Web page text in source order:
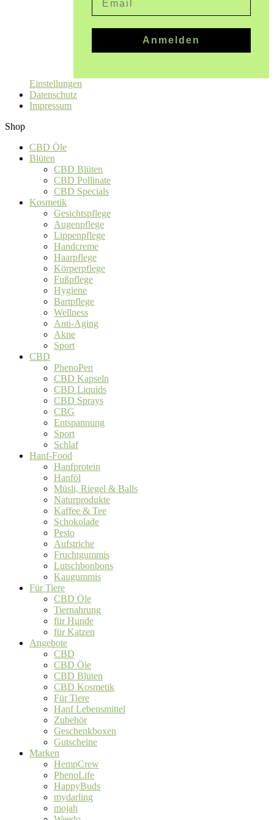
Anmelden
Einstellungen
Datenschutz
Impressum
Shop
CBD Öle
Blüten
CBD Blüten
CBD Pollinate
CBD Specials
Kosmetik
Gesichtspflege
Augenpflege
Lippenpflege
Handcreme
Haarpflege
Körperpflege
Fußpflege
Hygiene
Bartpflege
Wellness
Anti-Aging
Akne
Sport
CBD
PhenoPen
CBD Kapseln
CBD Liquids
CBD Sprays
CBG
Entspannung
Sport
Schlaf
Hanf-Food
Hanfprotein
Hanföl
Müsli, Riegel & Balls
Naturprodukte
Kaffee & Tee
Schokolade
Pesto
Aufstriche
Fruchtgummis
Lutschbonbons
Kaugummis
Für Tiere
CBD Öle
Tiernahrung
für Hunde
für Katzen
Angebote
CBD
CBD Öle
CBD Blüten
CBD Kosmetik
Für Tiere
Hanf Lebensmittel
Zubehör
Geschenkboxen
Gutscheine
Marken
HempCrew
PhenoLife
HappyBuds
mydarling
mojah